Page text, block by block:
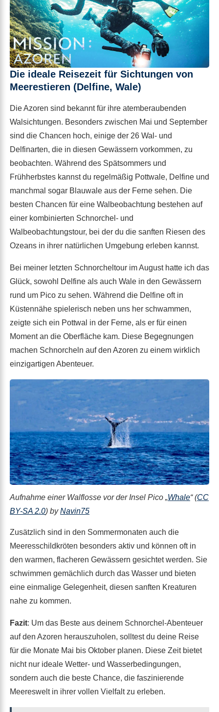
Die ideale Reisezeit für Sichtungen von
Meerestieren (Delfine, Wale)
Die Azoren sind bekannt für ihre atemberaubenden
Walsichtungen. Besonders zwischen Mai und September
sind die Chancen hoch, einige der 26 Wal- und
Delfinarten, die in diesen Gewässern vorkommen, zu
beobachten. Während des Spätsommers und
Frühherbstes kannst du regelmäßig Pottwale, Delfine und
manchmal sogar Blauwale aus der Ferne sehen. Die
besten Chancen für eine Walbeobachtung bestehen auf
einer kombinierten Schnorchel- und
Walbeobachtungstour, bei der du die sanften Riesen des
Ozeans in ihrer natürlichen Umgebung erleben kannst.
Bei meiner letzten Schnorcheltour im August hatte ich das
Glück, sowohl Delfine als auch Wale in den Gewässern
rund um Pico zu sehen. Während die Delfine oft in
Küstennähe spielerisch neben uns her schwammen,
zeigte sich ein Pottwal in der Ferne, als er für einen
Moment an die Oberfläche kam. Diese Begegnungen
machen Schnorcheln auf den Azoren zu einem wirklich
einzigartigen Abenteuer.
Aufnahme einer Walflosse vor der Insel Pico „Whale“ (CC
BY-SA 2.0) byNavin75
Zusätzlich sind in den Sommermonaten auch die
Meeresschildkröten besonders aktiv und können oft in
den warmen, flacheren Gewässern gesichtet werden. Sie
schwimmen gemächlich durch das Wasser und bieten
eine einmalige Gelegenheit, diesen sanften Kreaturen
nahe zu kommen.
Fazit: Um das Beste aus deinem Schnorchel-Abenteuer
auf den Azoren herauszuholen, solltest du deine Reise
für die Monate Mai bis Oktober planen. Diese Zeit bietet
nicht nur ideale Wetter- und Wasserbedingungen,
sondern auch die beste Chance, die faszinierende
Meereswelt in ihrer vollen Vielfalt zu erleben.